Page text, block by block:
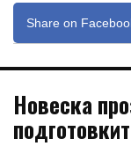
Share on
Новеска